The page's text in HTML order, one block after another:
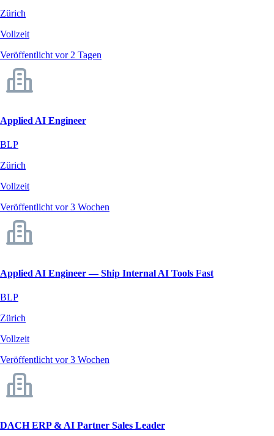
Zürich
Vollzeit
Veröffentlicht vor 2 Tagen
Applied AI Engineer
BLP
Zürich
Vollzeit
Veröffentlicht vor 3 Wochen
Applied AI Engineer — Ship Internal AI Tools Fast
BLP
Zürich
Vollzeit
Veröffentlicht vor 3 Wochen
DACH ERP & AI Partner Sales Leader